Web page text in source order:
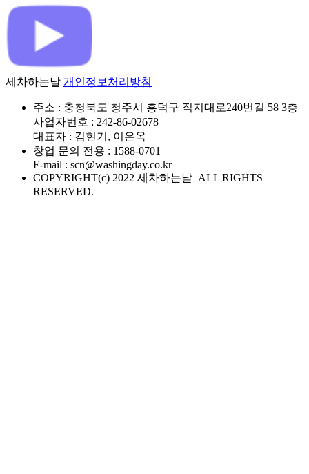
세차하는날 개인정보처리방침
주소 : 충청북도 청주시 흥덕구 직지대로240번길 58 3층
사업자번호 : 242-86-02678
대표자 : 김현기, 이은옥
창업 문의 전용 : 1588-0701
E-mail : scn@washingday.co.kr
COPYRIGHT(c) 2022 세차하는날 ALL RIGHTS
RESERVED.